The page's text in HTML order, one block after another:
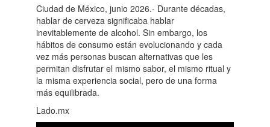
Ciudad de México, junio 2026.- Durante décadas,
hablar de cerveza significaba hablar
inevitablemente de alcohol. Sin embargo, los
hábitos de consumo están evolucionando y cada
vez más personas buscan alternativas que les
permitan disfrutar el mismo sabor, el mismo ritual y
la misma experiencia social, pero de una forma
más equilibrada.
Lado.mx